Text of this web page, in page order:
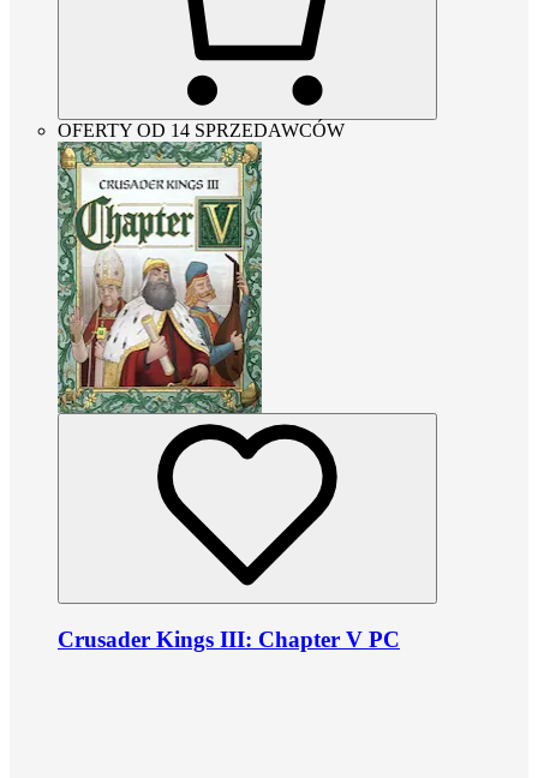
OFERTY OD 14 SPRZEDAWCÓW
Crusader Kings III: Chapter V PC